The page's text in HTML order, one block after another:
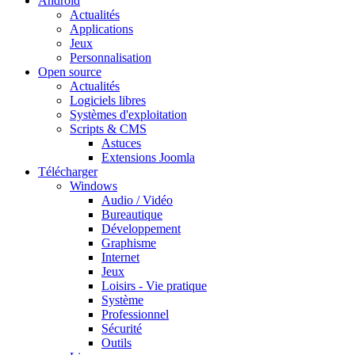
Actualités
Applications
Jeux
Personnalisation
Open source
Actualités
Logiciels libres
Systèmes d'exploitation
Scripts & CMS
Astuces
Extensions Joomla
Télécharger
Windows
Audio / Vidéo
Bureautique
Développement
Graphisme
Internet
Jeux
Loisirs - Vie pratique
Système
Professionnel
Sécurité
Outils